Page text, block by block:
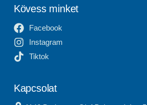
Kövess minket
Facebook
Instagram
Tiktok
Kapcsolat